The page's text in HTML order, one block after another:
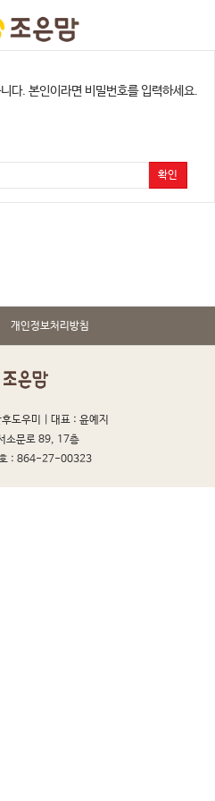
다. 본인이라면 비밀번호를 입력하세요.
확인
개인정보처리방침
도우미 | 대표 : 윤예지
소문로 89, 17층
호 : 864-27-00323